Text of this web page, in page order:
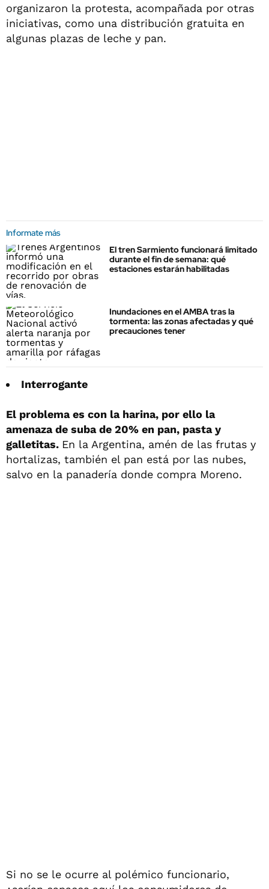
organizaron la protesta, acompañada por otras
iniciativas, como una distribución gratuita en
algunas plazas de leche y pan.
Informate más
El tren Sarmiento funcionará limitado
durante el fin de semana: qué
estaciones estarán habilitadas
Inundaciones en el AMBA tras la
tormenta: las zonas afectadas y qué
precauciones tener
Interrogante
El problema es con la harina, por ello la
amenaza de suba de 20% en pan, pasta y
galletitas. En la Argentina, amén de las frutas y
hortalizas, también el pan está por las nubes,
salvo en la panadería donde compra Moreno.
Si no se le ocurre al polémico funcionario,